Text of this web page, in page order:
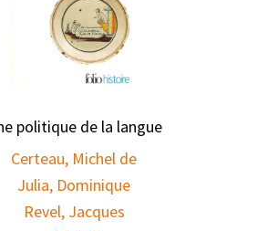
politique de la langue
Certeau, Michel de
Julia, Dominique
Revel, Jacques